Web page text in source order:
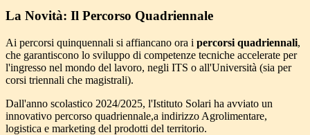
La Novità: Il Percorso Quadriennale
Ai percorsi quinquennali si affiancano ora i percorsi quadriennali,
che garantiscono lo sviluppo di competenze tecniche accelerate per
l'ingresso nel mondo del lavoro, negli ITS o all'Università (sia per
corsi triennali che magistrali).
Dall'anno scolastico 2024/2025, l'Istituto Solari ha avviato un
innovativo percorso quadriennale,a indirizzo Agrolimentare,
logistica e marketing del prodotti del territorio.